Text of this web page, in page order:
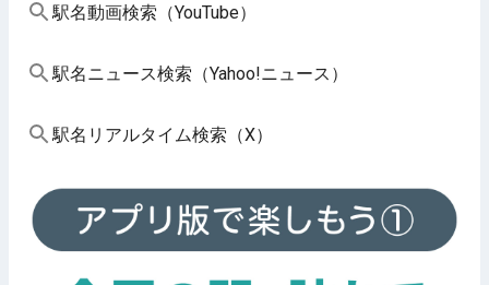
駅名動画検索（YouTube）
駅名ニュース検索（Yahoo!ニュース）
駅名リアルタイム検索（X）